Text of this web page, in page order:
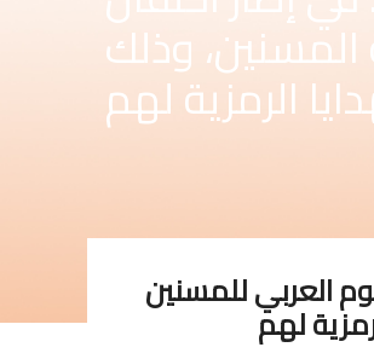
المسنين، وذلك
الرمزية لهم
العربي للمسنين
لهم